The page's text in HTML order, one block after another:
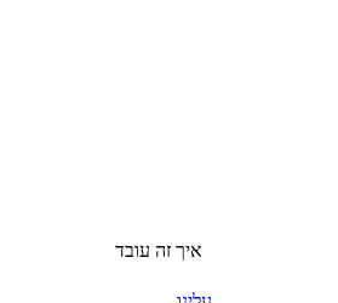
איך זה עובד